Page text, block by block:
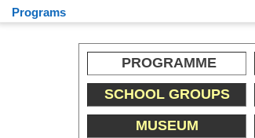
Programs
PROGRAMME
SCHOOL GROUPS
MUSEUM